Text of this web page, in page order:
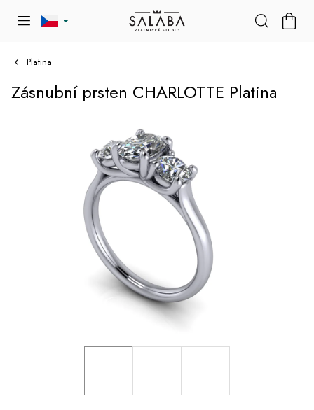
Platina
Zásnubní prsten CHARLOTTE Platina